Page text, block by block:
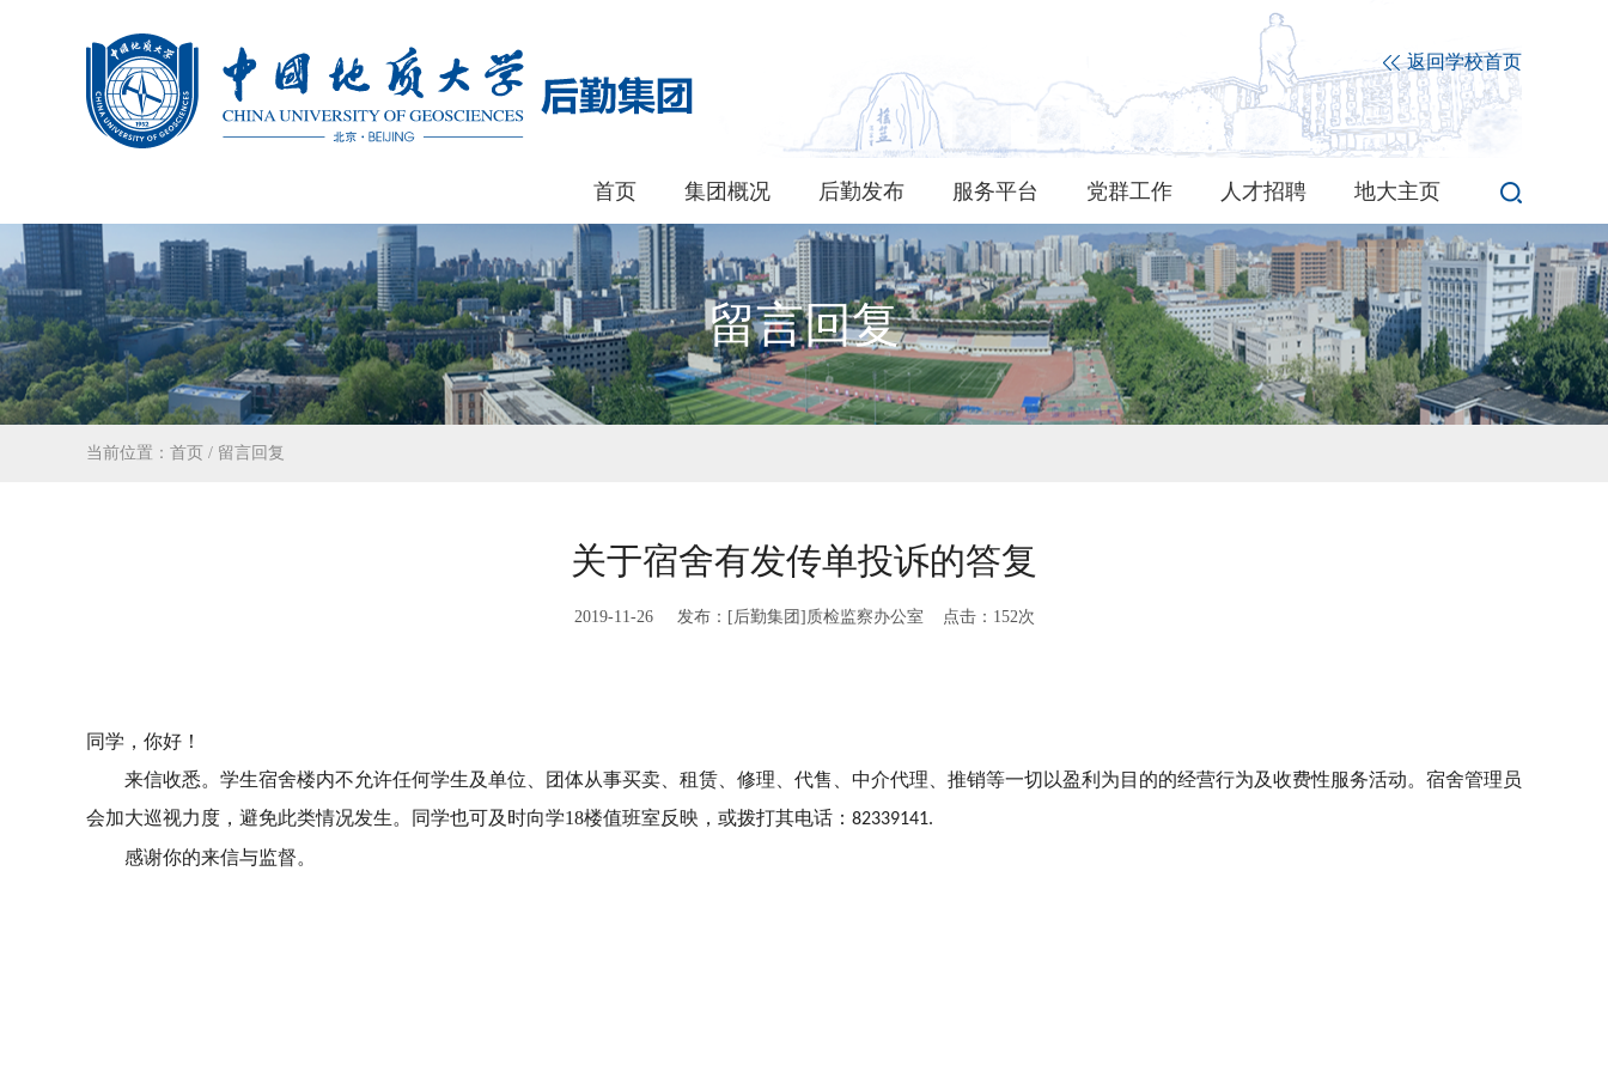
返回学校首页
首页 集团概况 后勤发布 服务平台 党群工作 人才招聘 地大主页
留言回复
当前位置： 首页 / 留言回复
关于宿舍有发传单投诉的答复
2019-11-26 发布：[后勤集团]质检监察办公室 点击： 152次
同学，你好！
来信收悉。学生宿舍楼内不允许任何学生及单位、团体从事买卖、租赁、修理、代售、中介代理、推销等一切以盈利为目的的经营行为及收费性服务活动。宿舍管理员
会加大巡视力度，避免此类情况发生。同学也可及时向学18楼值班室反映，或拨打其电话： 82339141.
感谢你的来信与监督。